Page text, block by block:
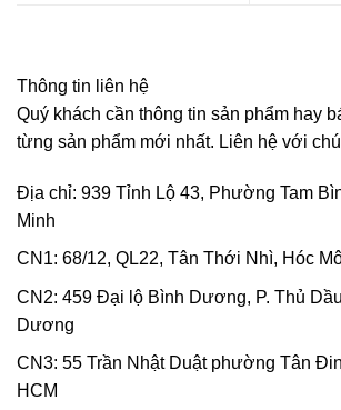
Thông tin liên hệ
Quý khách cần thông tin sản phẩm hay
từng sản phẩm mới nhất. Liên hệ với
Địa chỉ: 939 Tỉnh Lộ 43, Phường Tam
Minh
CN1: 68/12, QL22, Tân Thới Nhì, Hóc
CN2: 459 Đại lộ Bình Dương, P. Thủ
Dương
CN3: 55 Trần Nhật Duật phường Tân
HCM